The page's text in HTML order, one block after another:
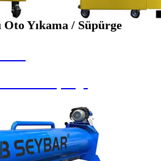
Oto Yıkama / Süpürge